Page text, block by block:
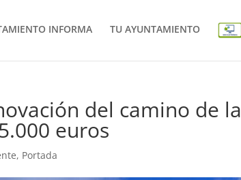
INFORMA TU AYUNTAMIENTO
del camino de la
euros
, Portada